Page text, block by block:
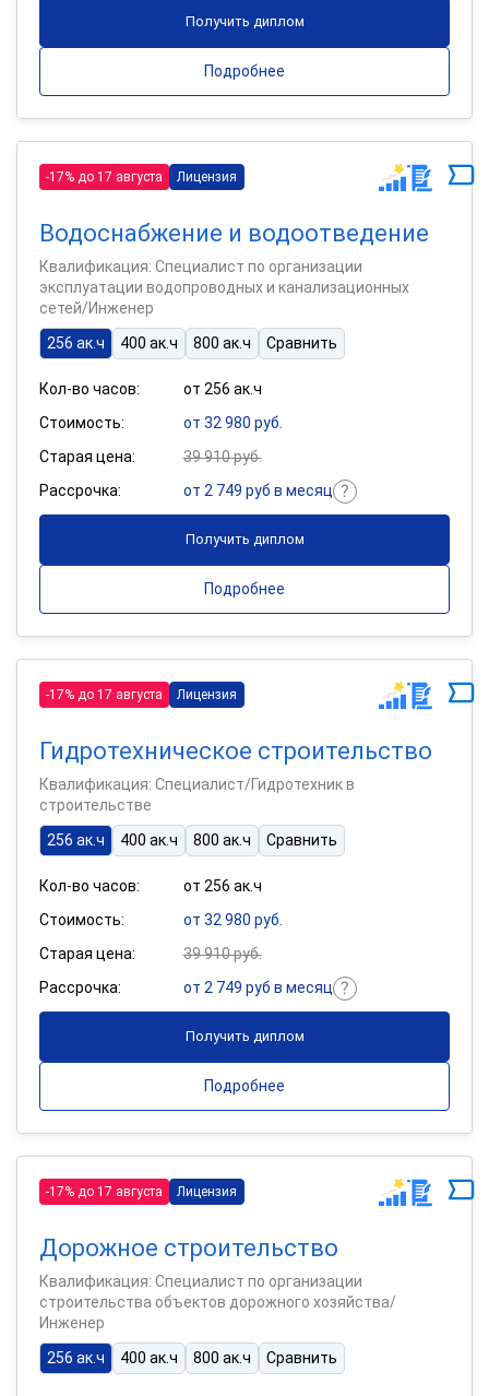
Получить диплом
Подробнее
-17% до 17 августа Лицензия
Водоснабжение и водоотведение
Квалификация: Специалист по организации
эксплуатации водопроводных и канализационных
сетей/Инженер
256 ак.ч
400 ак.ч 800 ак.ч Сравнить
Кол-во часов:
от 256 ак.ч
Стоимость:
от 32 980 руб.
Старая цена:
39 910 руб.
Рассрочка:
от 2 749 руб в месяц
Получить диплом
Подробнее
-17% до 17 августа Лицензия
Гидротехническое строительство
Квалификация: Специалист/Гидротехник в
строительстве
256 ак.ч
400 ак.ч 800 ак.ч Сравнить
Кол-во часов:
от 256 ак.ч
Стоимость:
от 32 980 руб.
Старая цена:
39 910 руб.
Рассрочка:
от 2 749 руб в месяц
Получить диплом
Подробнее
-17% до 17 августа Лицензия
Дорожное строительство
Квалификация: Специалист по организации
строительства объектов дорожного хозяйства/
Инженер
256 ак.ч
400 ак.ч 800 ак.ч Сравнить